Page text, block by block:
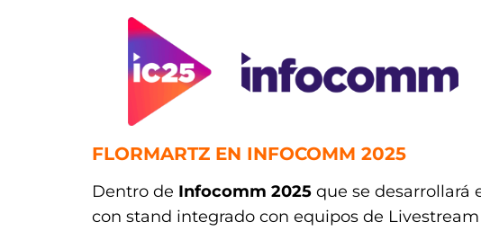
FLORMARTZ EN INFOCOMM 2025
Dentro de Infocomm 2025 que se desarrollará
con stand integrado con equipos de